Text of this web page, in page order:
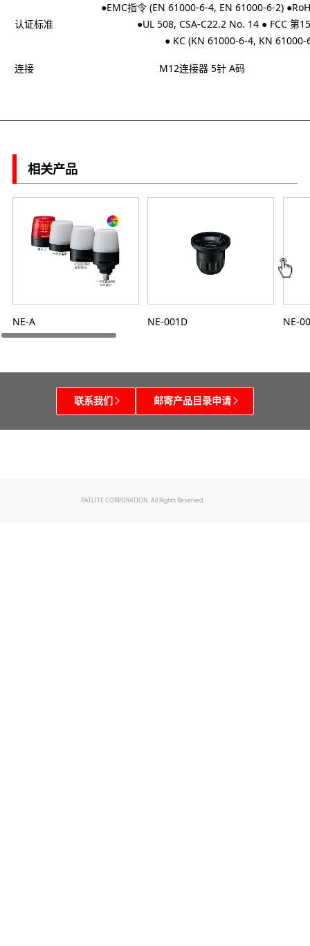
认证标准
●EMC指令 (EN 61000-6-4, EN 61000-6-2)
●UL 508, CSA-C22.2 No. 14 ● FCC 第
● KC (KN 61000-6-4, KN 61000-
连接 M12连接器 5针 A码
相关产品
NE-A NE-001D NE-
联系我们 邮寄产品目录申请
PATLITE CORPORATION. All Rights Reserved.